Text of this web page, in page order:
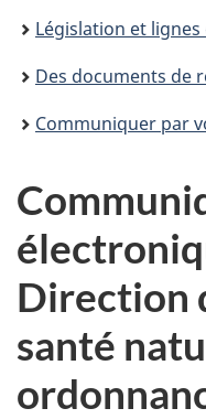
Législation et lignes
Des documents de référence –
Communiquer par voie électronique avec la
Direction
santé